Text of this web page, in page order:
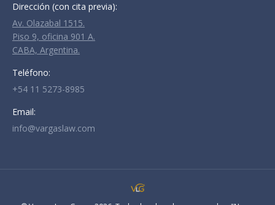
Dirección (con cita previa):
Av. Olazabal 1515.
Piso 9, oficina 901 A.
CABA, Argentina.
Teléfono:
+54 11 5273-8985
Email:
info@vargaslaw.com